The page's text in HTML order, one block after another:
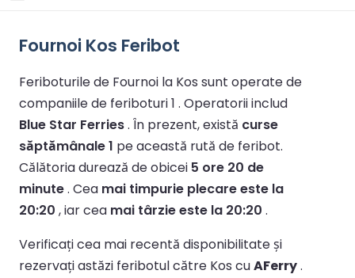
Fournoi Kos Feribot
Feriboturile de Fournoi la Kos sunt operate de
companiile de feriboturi 1 . Operatorii includ
Blue Star Ferries. În prezent, există curse
săptămânale 1 pe această rută de feribot.
Călătoria durează de obicei 5 ore 20 de
minute. Cea mai timpurie plecare este la
20:20 , iar cea mai târzie este la 20:20 .
Verificați cea mai recentă disponibilitate și
rezervați astăzi feribotul către Kos cuAFerry.